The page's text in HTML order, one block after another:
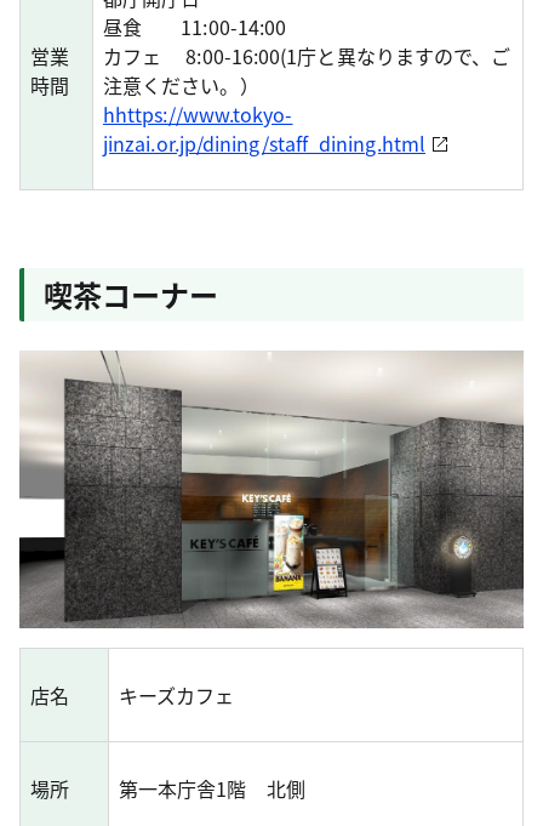
営業
時間
昼食 11:00-14:00
カフェ 8:00-16:00(1庁と異なりますので、ご
注意ください。）
hhttps://www.tokyo-
jinzai.or.jp/dining/staff_dining.html
喫茶コーナー
店名 キーズカフェ
場所 第一本庁舎1階 北側